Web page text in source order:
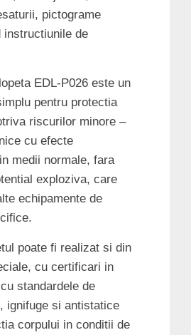
pictograme
instructiunile de
EDL-P026 este un
pentru protectia
riscurilor minore –
cu efecte
medii normale, fara
exploziva, care
echipamente de
poate fi realizat si din
cu certificari in
standardele de
ignifuge si antistatice
corpului in conditii de